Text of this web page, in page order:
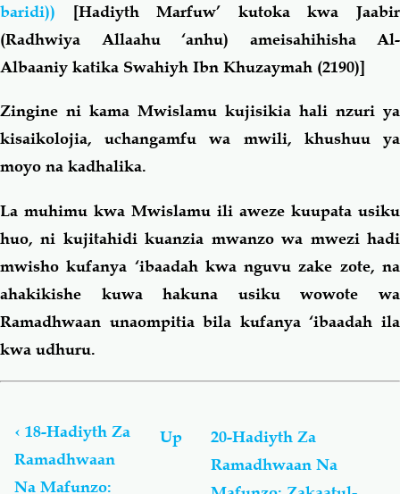
baridi)) [Hadiyth Marfuw’ kutoka kwa Jaabir
(Radhwiya Allaahu ‘anhu) ameisahihisha Al-
Albaaniy katika Swahiyh Ibn Khuzaymah (2190)]
Zingine ni kama Mwislamu kujisikia hali nzuri ya
kisaikolojia, uchangamfu wa mwili, khushuu ya
moyo na kadhalika.
La muhimu kwa Mwislamu ili aweze kuupata usiku
huo, ni kujitahidi kuanzia mwanzo wa mwezi hadi
mwisho kufanya ‘ibaadah kwa nguvu zake zote, na
ahakikishe kuwa hakuna usiku wowote wa
Ramadhwaan unaompitia bila kufanya ‘ibaadah ila
kwa udhuru.
links
for
Hadiyth:
Ramadhwaan
‹ 18-Hadiyth Za
Ramadhwaan
Na Mafunzo:
Up
20-Hadiyth Za
Ramadhwaan Na